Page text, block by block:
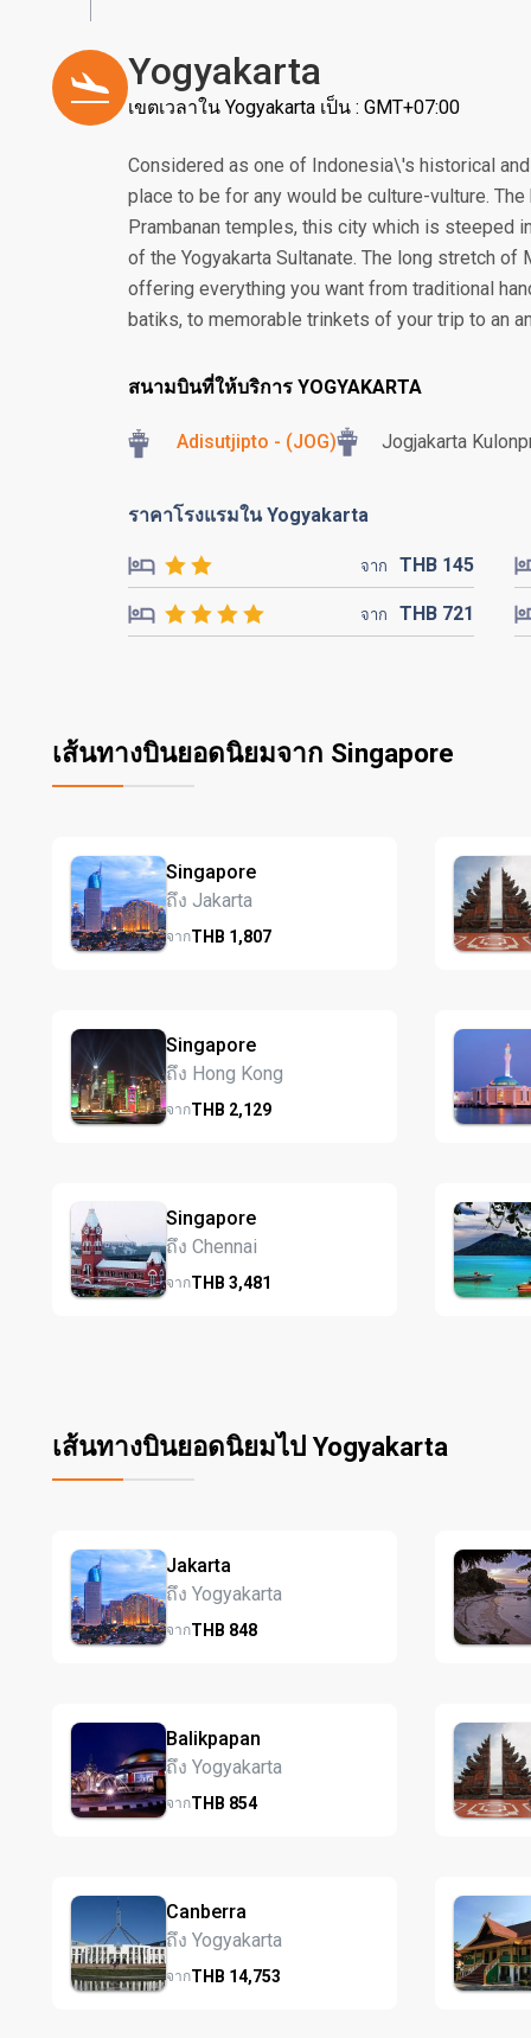
Yogyakarta
เขตเวลาใน Yogyakarta เป็น : GMT+07:00
Considered as one of Indonesia\'s historical
place to be for any would be culture-vulture.
Prambanan temples, this city which is steeped
of the Yogyakarta Sultanate. The long stretch
offering everything you want from traditional
batiks, to memorable trinkets of your trip to an
สนามบินที่ให้บริการ YOGYAKARTA
Adisutjipto - (JOG) Jogjakarta
ราคาโรงแรมใน Yogyakarta
จาก THB 145
จาก THB 721
เส้นทางบินยอดนิยมจาก Singapore
Singapore
ถึง Jakarta
จากTHB 1,807
Singapore
ถึง Hong Kong
จากTHB 2,129
Singapore
ถึง Chennai
จากTHB 3,481
เส้นทางบินยอดนิยมไป Yogyakarta
Jakarta
ถึง Yogyakarta
จากTHB 848
Balikpapan
ถึง Yogyakarta
จากTHB 854
Canberra
ถึง Yogyakarta
จากTHB 14,753